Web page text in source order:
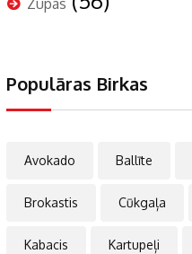
Zupas
Populāras Birkas
Avokado Ballīte
Brokastis Cūkgaļa
Kabacis Kartupeļi